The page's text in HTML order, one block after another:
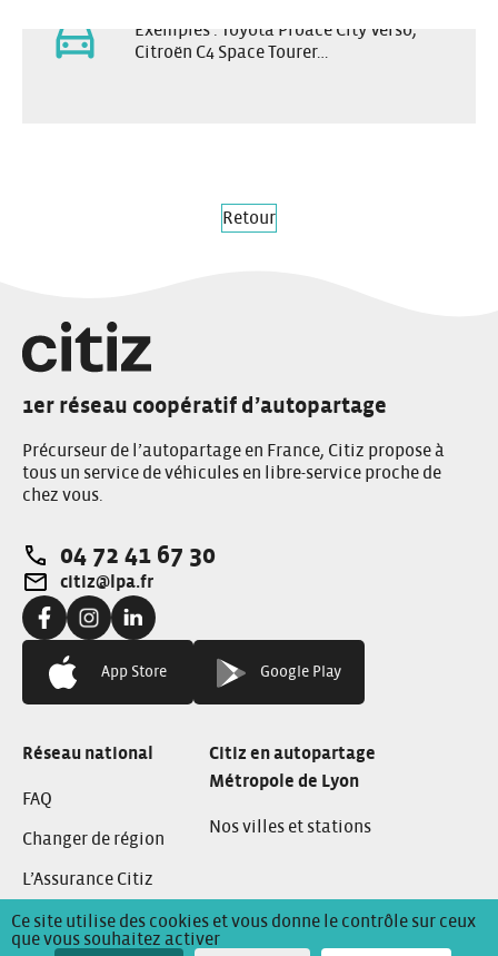
Exemples : Toyota Proace City Verso,
Citroën C4 Space Tourer…
Retour
1er réseau coopératif d’autopartage
Précurseur de l’autopartage en France, Citiz propose à
tous un service de véhicules en libre-service proche de
chez vous.
Téléphone:
04 72 41 67 30
Adresse e-mail:
citiz@lpa.fr
Facebook:Instagram:Linkedin:
App Store Google Play
Réseau national
FAQ
Changer de région
L’Assurance Citiz
Citiz en autopartage
Métropole de Lyon
Nos villes et stations
Conditions Générales de Location Mentions Légales
Ce site utilise des cookies et vous donne le contrôle sur ceux
que vous souhaitez activer